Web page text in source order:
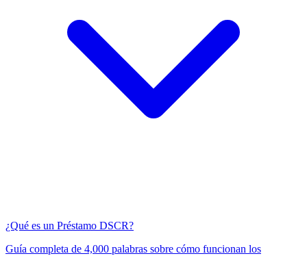
¿Qué es un Préstamo DSCR?
Guía completa de 4,000 palabras sobre cómo funcionan los